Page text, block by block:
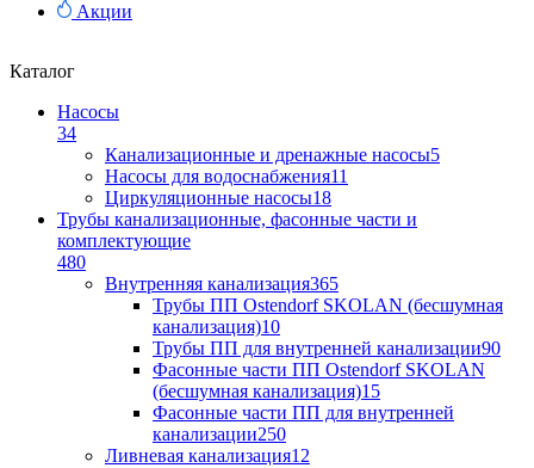
Акции
Каталог
Насосы
34
Канализационные и дренажные насосы5
Насосы для водоснабжения11
Циркуляционные насосы18
Трубы канализационные, фасонные части и
комплектующие
480
Внутренняя канализация365
Трубы ПП Ostendorf SKOLAN (бесшумная
канализация)10
Трубы ПП для внутренней канализации90
Фасонные части ПП Ostendorf SKOLAN
(бесшумная канализация)15
Фасонные части ПП для внутренней
канализации250
Ливневая канализация12